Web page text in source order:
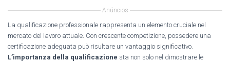
Anúncios
La qualificazione professionale rappresenta un elemento cruciale nel
mercato del lavoro attuale. Con crescente competizione, possedere una
certificazione adeguata può risultare un vantaggio significativo.
L’importanza della qualificazione sta non solo nel dimostrare le